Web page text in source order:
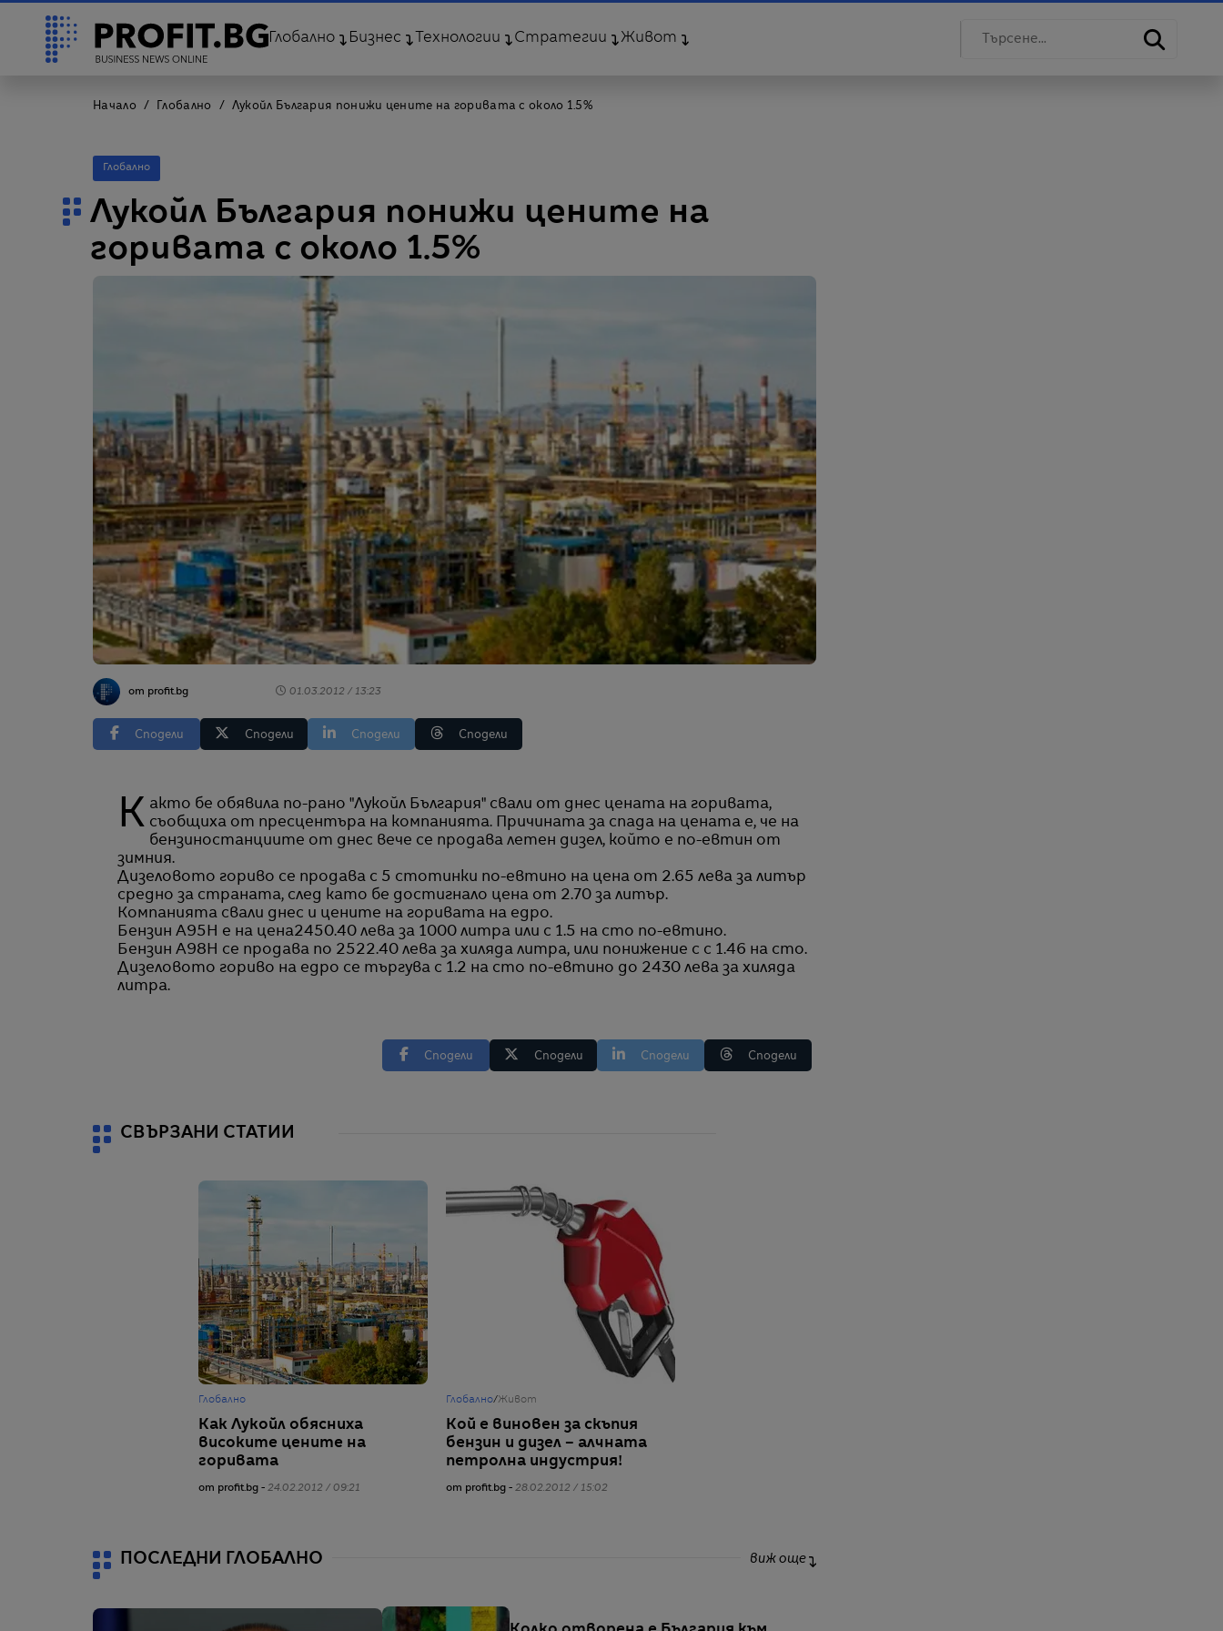
Глобално Бизнес Технологии Стратегии Живот
Начало Глобално Лукойл България понижи цените на горивата с около 1.5%
Глобално
Лукойл България понижи цените на
горивата с около 1.5%
от profit.bg 01.03.2012 / 13:23
Сподели Сподели Сподели Сподели
Както бе обявила по-рано "Лукойл България" свали от днес цената на горивата, съобщиха от пресцентъра на компанията. Причината за спада на цената е, че на
бензиностанциите от днес вече се продава летен дизел, който е по-евтин от
зимния.
Дизеловото гориво се продава с 5 стотинки по-евтино на цена от 2.65 лева за литър
средно за страната, след като бе достигнало цена от 2.70 за литър.
Компанията свали днес и цените на горивата на едро.
Бензин А95Н е на цена2450.40 лева за 1000 литра или с 1.5 на сто по-евтино.
Бензин А98Н се продава по 2522.40 лева за хиляда литра, или понижение с с 1.46 на сто.
Дизеловото гориво на едро се търгува с 1.2 на сто по-евтино до 2430 лева за хиляда
литра.
Сподели Сподели Сподели Сподели
СВЪРЗАНИ СТАТИИ
Глобално
Как Лукойл обясниха
високите цените на
горивата
от profit.bg - 24.02.2012 / 09:21
Глобално/Живот
Кой е виновен за скъпия
бензин и дизел – алчната
петролна индустрия!
от profit.bg - 28.02.2012 / 15:02
ПОСЛЕДНИ ГЛОБАЛНО виж още